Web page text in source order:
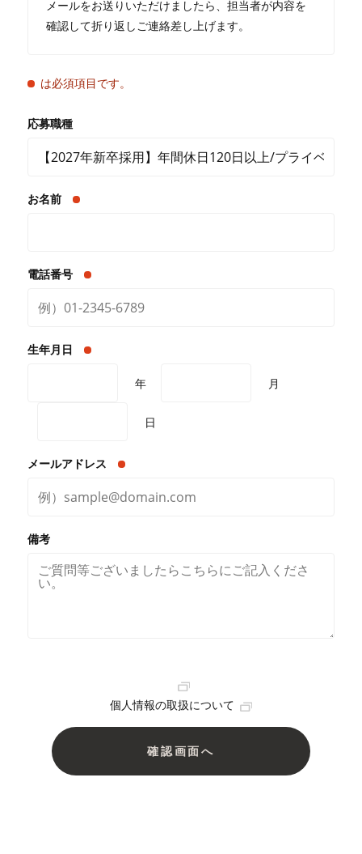
メールをお送りいただけましたら、担当者が内容を
確認して折り返しご連絡差し上げます。
は必須項目です。
応募職種
お名前
電話番号
生年月日
年 月
日
メールアドレス
備考
個人情報の取扱について